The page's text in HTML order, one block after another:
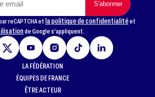
reCAPTCHA et la politique de confidentialitéet
de Google s'appliquent.
LA FÉDÉRATION
ÉQUIPES DE FRANCE
ÊTRE ACTEUR